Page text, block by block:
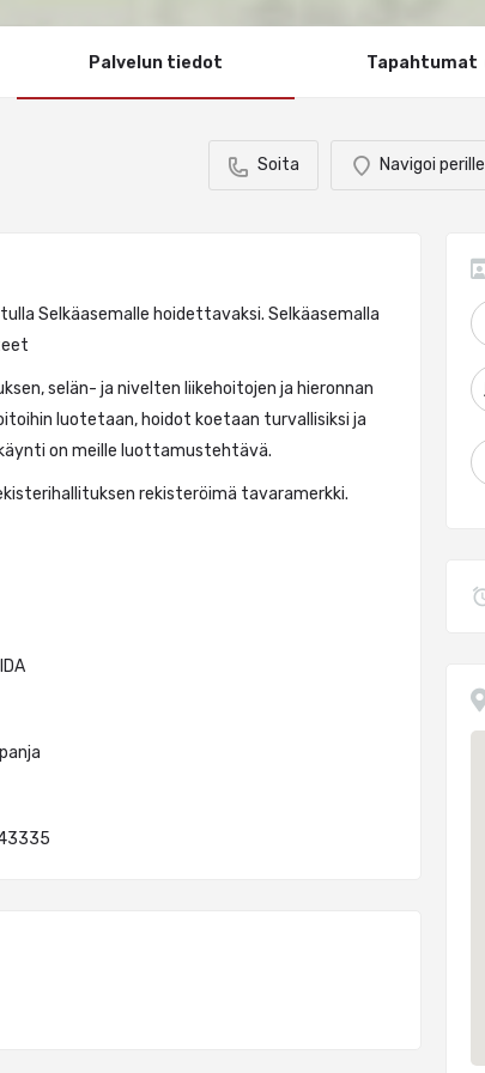
Palvelun tiedot Tapahtumat
Soita Navigoi perille
Selkäasemalle hoidettavaksi. Selkäasemalla
selän- ja nivelten liikehoitojen ja hieronnan
luotetaan, hoidot koetaan turvallisiksi ja
on meille luottamustehtävä.
rekisteröimä tavaramerkki.